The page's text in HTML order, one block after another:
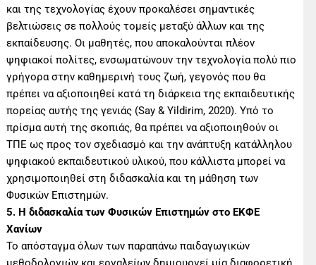
και της τεχνολογίας έχουν προκαλέσει σημαντικές
βελτιώσεις σε πολλούς τομείς μεταξύ άλλων και της
εκπαίδευσης. Οι μαθητές, που αποκαλούνται πλέον
ψηφιακοί πολίτες, ενσωματώνουν την τεχνολογία πολύ πιο
γρήγορα στην καθημερινή τους ζωή, γεγονός που θα
πρέπει να αξιοποιηθεί κατά τη διάρκεια της εκπαιδευτικής
πορείας αυτής της γενιάς (Say & Yildirim, 2020). Υπό το
πρίσμα αυτή της σκοπιάς, θα πρέπει να αξιοποιηθούν οι
ΤΠΕ ως προς τον σχεδιασμό και την ανάπτυξη κατάλληλου
ψηφιακού εκπαιδευτικού υλικού, που κάλλιστα μπορεί να
χρησιμοποιηθεί στη διδασκαλία και τη μάθηση των
Φυσικών Επιστημών.
5. Η διδασκαλία των Φυσικών Επιστημών στο ΕΚΦΕ
Χανίων
Το απόσταγμα όλων των παραπάνω παιδαγωγικών